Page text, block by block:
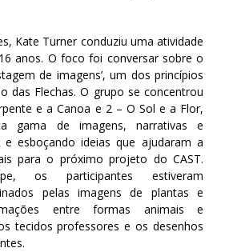
Kate Turner conduziu uma atividade
anos. O foco foi conversar sobre o
de imagens’, um dos princípios
das Flechas. O grupo se concentrou
e a Canoa e 2 – O Sol e a Flor,
gama de imagens, narrativas e
e esboçando ideias que ajudaram a
para o próximo projeto do CAST.
os participantes estiveram
pelas imagens de plantas e
entre formas animais e
tecidos professores e os desenhos